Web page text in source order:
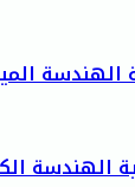
الهندسة
الهندسة